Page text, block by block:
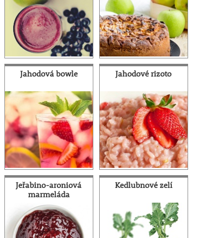
Jahodová bowle Jahodové rizoto
Jeřabino-aroniová
marmeláda
Kedlubnové zelí